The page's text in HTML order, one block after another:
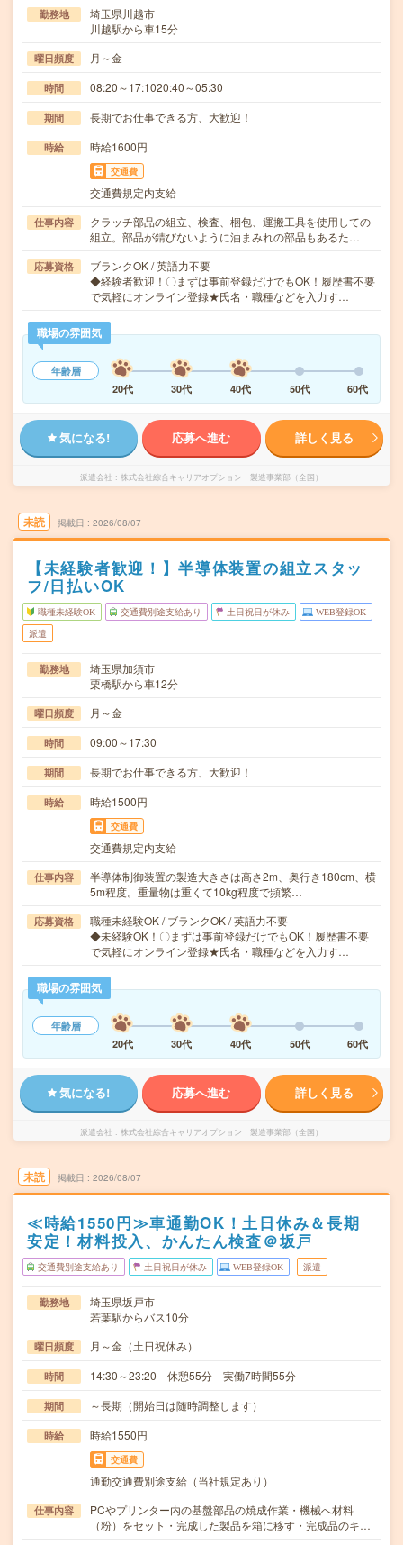
勤務地
埼玉県川越市
川越駅から車15分
曜日頻度 月～金
時間 08:20～17:1020:40～05:30
期間 長期でお仕事できる方、大歓迎！
時給 時給1600円
交通費
交通費規定内支給
仕事内容
クラッチ部品の組立、検査、梱包、運搬工具を使用しての
組立。部品が錆びないように油まみれの部品もあるた…
応募資格
ブランクOK / 英語力不要
◆経験者歓迎！〇まずは事前登録だけでもOK！履歴書不要
で気軽にオンライン登録★氏名・職種などを入力す…
職場の雰囲気
年齢層
20代
30代 40代 50代 60代
気になる! 応募へ進む 詳しく見る
派遣会社 株式会社綜合キャリアオプション 製造事業部（全国）
未読 掲載日 2026/08/07
【未経験者歓迎！】半導体装置の組立スタッ
フ/日払いOK
職種未経験OK 交通費別途支給あり 土日祝日が休み WEB登録OK
派遣
勤務地
埼玉県加須市
栗橋駅から車12分
曜日頻度 月～金
時間 09:00～17:30
期間 長期でお仕事できる方、大歓迎！
時給 時給1500円
交通費
交通費規定内支給
仕事内容
半導体制御装置の製造大きさは高さ2m、奥行き180cm、横
5m程度。重量物は重くて10kg程度で頻繁…
応募資格
職種未経験OK / ブランクOK / 英語力不要
◆未経験OK！〇まずは事前登録だけでもOK！履歴書不要
で気軽にオンライン登録★氏名・職種などを入力す…
職場の雰囲気
年齢層
20代
30代 40代 50代 60代
気になる! 応募へ進む 詳しく見る
派遣会社 株式会社綜合キャリアオプション 製造事業部（全国）
未読 掲載日 2026/08/07
≪時給1550円≫車通勤OK！土日休み＆長期
安定！材料投入、かんたん検査＠坂戸
交通費別途支給あり 土日祝日が休み WEB登録OK 派遣
勤務地
埼玉県坂戸市
若葉駅からバス10分
曜日頻度 月～金（土日祝休み）
時間 14:30～23:20 休憩55分 実働7時間55分
期間 ～長期（開始日は随時調整します）
時給 時給1550円
交通費
通勤交通費別途支給（当社規定あり）
仕事内容
PCやプリンター内の基盤部品の焼成作業・機械へ材料
（粉）をセット・完成した製品を箱に移す・完成品のキ…